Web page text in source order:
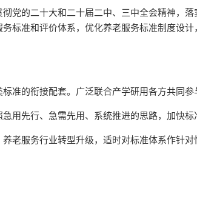
党的二十大和二十届二中、三中全会精神，
标准和评价体系，优化养老服务标准制度设
准的衔接配套。广泛联合产学研用各方共同参
用先行、急需先用、系统推进的思路，加快
老服务行业转型升级，适时对标准体系作针对